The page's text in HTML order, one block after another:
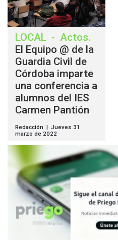
LOCAL - Actos.
El Equipo @ de la
Guardia Civil de
Córdoba imparte
una conferencia a
alumnos del IES
Carmen Pantión
Redacción | Jueves 31
marzo de 2022